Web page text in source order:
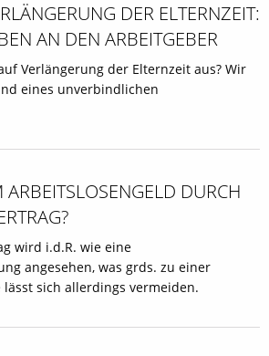
DER ELTERNZEIT:
AN DEN ARBEITGEBER
Verlängerung der Elternzeit aus? Wir
eines unverbindlichen
ARBEITSLOSENGELD DURCH
wird i.d.R. wie eine
angesehen, was grds. zu einer
sich allerdings vermeiden.